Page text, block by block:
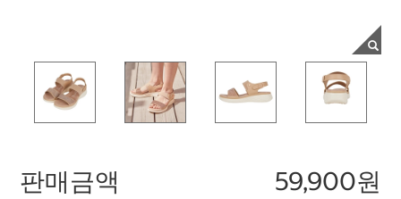
판매금액 59,900원